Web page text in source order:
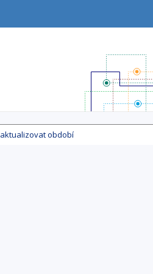
aktualizovat období